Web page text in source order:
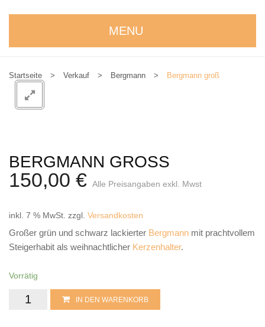
MENU
alle Produkte
Kreativbaukasten
Weihnachtsengel
Bergmann
Lichtfigur
Startseite > Verkauf > Bergmann > Bergmann groß
BERGMANN GROSS
150,00 € Alle Preisangaben exkl. Mwst
inkl. 7 % MwSt. zzgl. Versandkosten
Großer grün und schwarz lackierter Bergmann mit prachtvollem
Steigerhabit als weihnachtlicher Kerzenhalter.
Vorrätig
Bergmann IN DEN WARENKORB